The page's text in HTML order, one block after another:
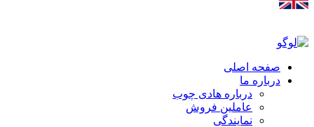
صفحه اصلی
درباره ما
درباره هادی چوب
عاملین فروش
نمایندگی